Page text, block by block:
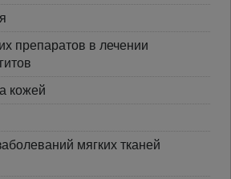
препаратов в лечении
кожей
мягких тканей